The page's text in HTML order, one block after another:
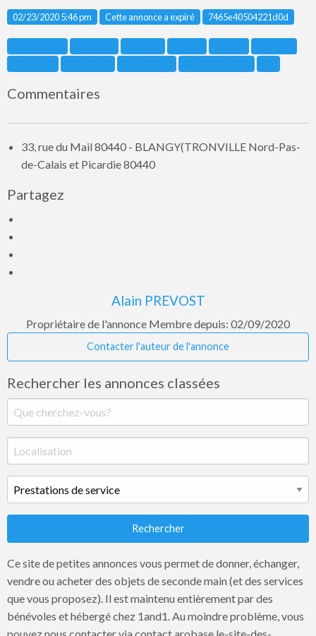
02/23/2020 5:46 pm Cette annonce a expiré Listing ID
7465e40504221d0d
Commentaires
33, rue du Mail 80440 - BLANGY(TRONVILLE Nord-Pas-
de-Calais et Picardie 80440
Partagez
Alain PREVOST
Propriétaire de l'annonce Membre depuis: 02/09/2020
Contacter l'auteur de l'annonce
Rechercher les annonces classées
Rechercher
Ce site de petites annonces vous permet de donner, échanger,
vendre ou acheter des objets de seconde main (et des services
que vous proposez). Il est maintenu entièrement par des
bénévoles et hébergé chez 1and1. Au moindre problème, vous